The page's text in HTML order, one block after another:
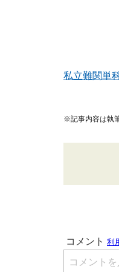
私立難関単
※記事内容は執